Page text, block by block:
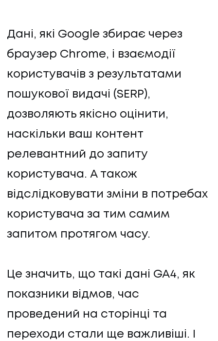
Дані, які Google збирає через
браузер Chrome, і взаємодії
користувачів з результатами
пошукової видачі (SERP),
дозволяють якісно оцінити,
наскільки ваш контент
релевантний до запиту
користувача. А також
відслідковувати зміни в потребах
користувача за тим самим
запитом протягом часу.
Це значить, що такі дані GA4, як
показники відмов, час
проведений на сторінці та
переходи стали ще важливіші. І